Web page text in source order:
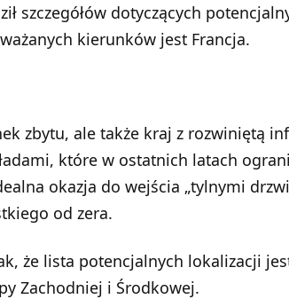
szczegółów dotyczących
kierunków jest Francja.
zbytu, ale także kraj z rozwiniętą
które w ostatnich latach
okazja do wejścia „tylnymi
od zera.
że lista potencjalnych lokalizacji
Zachodniej i Środkowej.